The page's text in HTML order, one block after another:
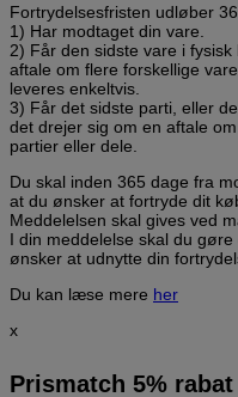
Fortrydelsesfristen udløber
1) Har modtaget din vare.
2) Får den sidste vare i
aftale om flere forskellige
leveres enkeltvis.
3) Får det sidste parti, eller
det drejer sig om en aftale
partier eller dele.
Du skal inden 365 dage fra
at du ønsker at fortryde dit
Meddelelsen skal gives ved
I din meddelelse skal du
ønsker at udnytte din
Du kan læse mere her
x
Prismatch 5% rabat